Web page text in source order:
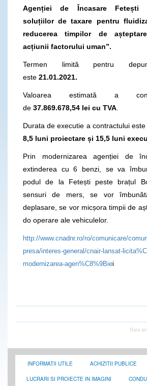
Agenției de Încasare Fetești
soluțiilor de taxare pentru
reducerea timpilor de
acțiunii factorului uman”.
Termen limită pentru
este 21.01.2021.
Valoarea estimată a
de 37.869.678,54 lei cu TVA
Durata de executie a contractului
8,5 luni proiectare și 15,5 luni
Prin modernizarea agenției de
extinderea cu 6 benzi, se va
podul de la Fetești peste brațul
sensuri de mers, se vor
deplasare, se vor micșora timpii de
do operare ale vehiculelor.
http://www.cnadnr.ro/ro/comunicare/
presa/interes-general/cnair-lansat-
modernizarea-agen%C8%9Biei
Data
INFORMATII UTILE ACHIZITII PUBLICE
LUCRARI SI PROIECTE IN IMAGINI